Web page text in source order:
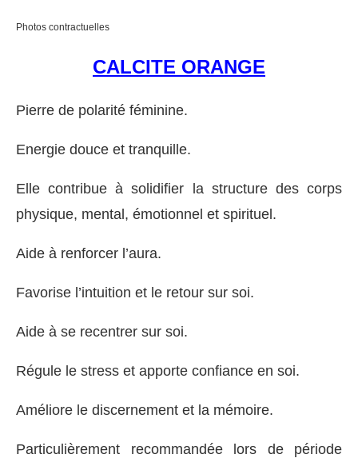
Photos contractuelles
CALCITE ORANGE
Pierre de polarité féminine.
Energie douce et tranquille.
Elle contribue à solidifier la structure des corps
physique, mental, émotionnel et spirituel.
Aide à renforcer l’aura.
Favorise l’intuition et le retour sur soi.
Aide à se recentrer sur soi.
Régule le stress et apporte confiance en soi.
Améliore le discernement et la mémoire.
Particulièrement recommandée lors de période